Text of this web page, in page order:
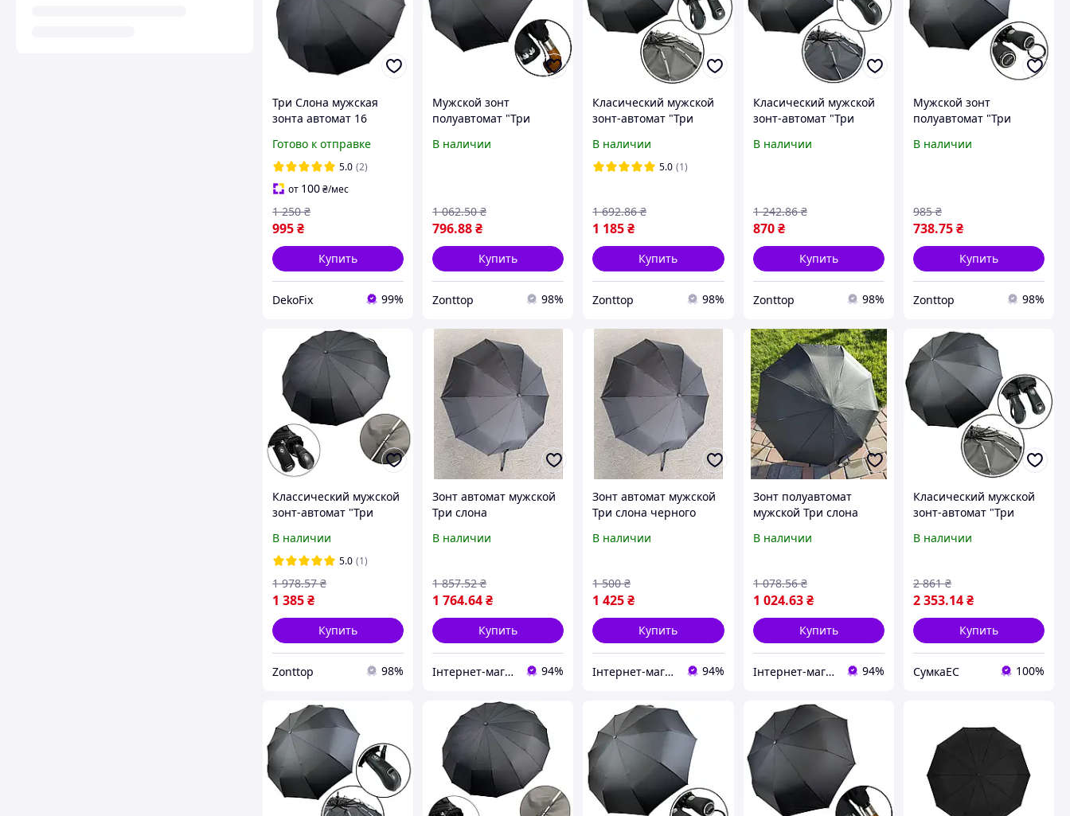
Три Слона мужская
зонта автомат 16
усиленная
Готово к отправке
5.0 (2)
от 100₴/мес
995₴
1 250 ₴
Купить
DekoFix 99%
Мужской зонт
полуавтомат "Три
деревянной ручкой
В наличии
796.88₴
1 062.50 ₴
Купить
Zonttop 98%
Класический мужской
зонт-автомат "Три
спиц, черный, 07563-1
В наличии
5.0 (1)
1 185₴
1 692.86 ₴
Купить
Zonttop 98%
Класический мужской
зонт-автомат "Три
спиц, черный, N 07561-
В наличии
870 ₴
1 242.86 ₴
Купить
Zonttop 98%
Мужской зонт
полуавтомат "Три
черный, 034072-1
В наличии
738.75₴
985 ₴
Купить
Zonttop 98%
Классический мужской
зонт-автомат "Три
сегментных спиц,
черный, SILM 07566-1
В наличии
5.0 (1)
1 385₴
1 978.57 ₴
Купить
Zonttop 98%
Зонт автомат мужской
Три слона
В наличии
1 764.64₴
1 857.52 ₴
Купить
Інтернет-магазин idea-shop пропонує шкіряні ремені, гаманці та аксесуари для щоденного використання. 94%
Зонт автомат мужской
Три слона черного
В наличии
1 425₴
1 500 ₴
Купить
Інтернет-магазин idea-shop пропонує шкіряні ремені, гаманці та аксесуари для щоденного використання. 94%
Зонт полуавтомат
мужской Три слона
В наличии
1 024.63 ₴
1 078.56 ₴
Купить
Інтернет-магазин idea-shop пропонує шкіряні ремені, гаманці та аксесуари для щоденного використання. 94%
Класический мужской
зонт-автомат "Три
спиц, черный, 07563-1
В наличии
2 353.14₴
2 861 ₴
Купить
СумкаЕС 100%